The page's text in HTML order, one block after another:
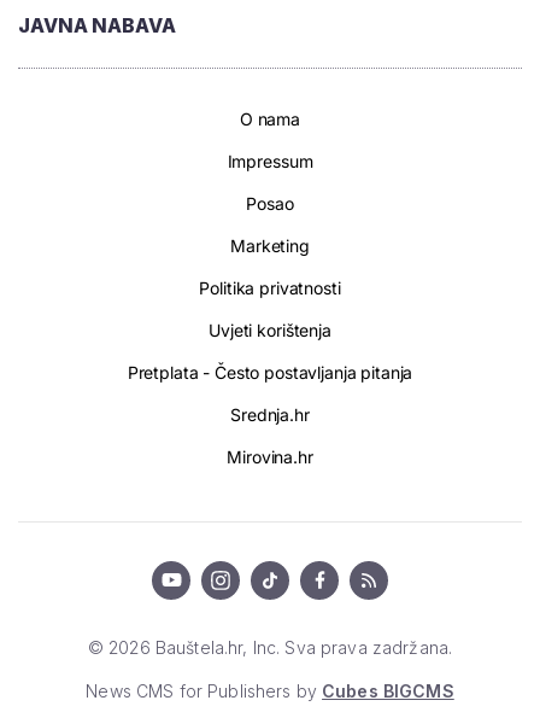
JAVNA NABAVA
O nama
Impressum
Posao
Marketing
Politika privatnosti
Uvjeti korištenja
Pretplata - Često postavljanja pitanja
Srednja.hr
Mirovina.hr
© 2026 Bauštela.hr, Inc. Sva prava zadržana.
News CMS for Publishers by Cubes BIGCMS